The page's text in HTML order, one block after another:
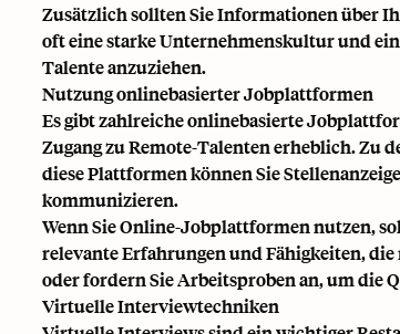
Zusätzlich sollten Sie Informationen über
oft eine starke Unternehmenskultur und
Talente anzuziehen.
Nutzung onlinebasierter Jobplattformen
Es gibt zahlreiche onlinebasierte
Zugang zu Remote-Talenten erheblich. Zu
diese Plattformen können Sie
kommunizieren.
Wenn Sie Online-Jobplattformen nutzen,
relevante Erfahrungen und Fähigkeiten,
oder fordern Sie Arbeitsproben an, um die
Virtuelle Interviewtechniken